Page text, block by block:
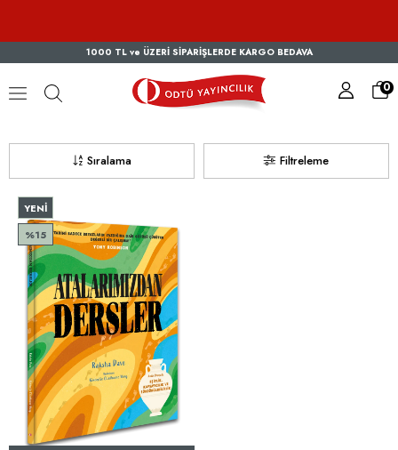
1000 TL ve ÜZERİ SİPARİŞLERDE KARGO BEDAVA
0
Filtreleme
Sıralama
YENI
ÜRÜN
%15